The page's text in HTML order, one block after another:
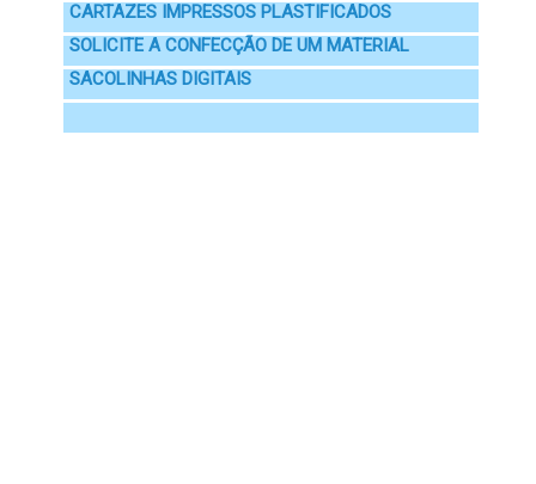
CARTAZES IMPRESSOS PLASTIFICADOS
SOLICITE A CONFECÇÃO DE UM MATERIAL
SACOLINHAS DIGITAIS